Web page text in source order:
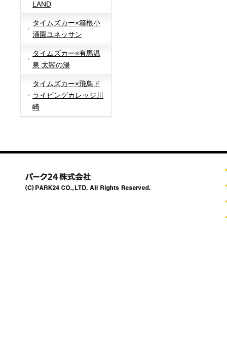
LAND
タイムズカー×箱根小
涌園ユネッサン
タイムズカー×有馬温
泉 太閤の湯
タイムズカー×飛鳥ド
ライビングカレッジ川
崎